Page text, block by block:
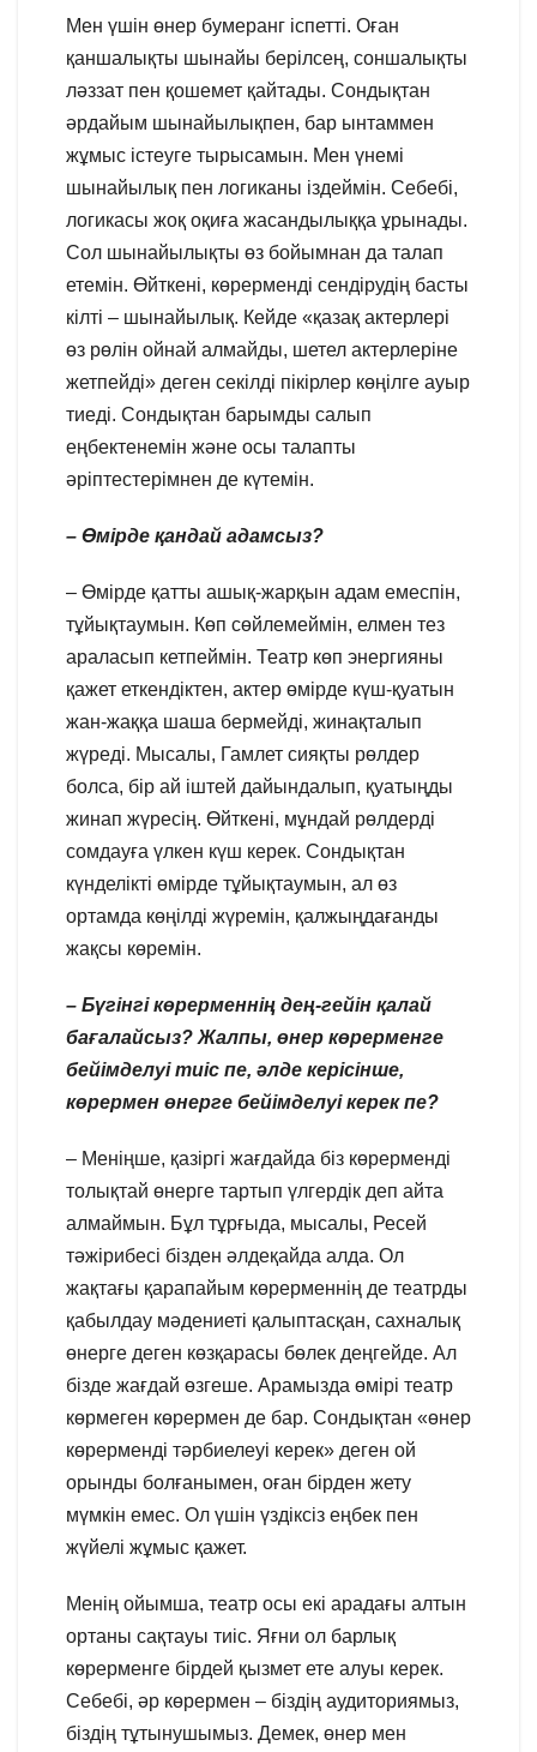
Мен үшін өнер бумеранг іспетті. Оған
қаншалықты шынайы берілсең, соншалықты
ләззат пен қошемет қайтады. Сондықтан
әрдайым шынайылықпен, бар ынтаммен
жұмыс істеуге тырысамын. Мен үнемі
шынайылық пен логиканы іздеймін. Себебі,
логикасы жоқ оқиға жасандылыққа ұрынады.
Сол шынайылықты өз бойымнан да талап
етемін. Өйткені, көрерменді сендірудің басты
кілті – шынайылық. Кейде «қазақ актерлері
өз рөлін ойнай алмайды, шетел актерлеріне
жетпейді» деген секілді пікірлер көңілге ауыр
тиеді. Сондықтан барымды салып
еңбектенемін және осы талапты
әріптестерімнен де күтемін.
– Өмірде қандай адамсыз?
– Өмірде қатты ашық-жарқын адам емеспін,
тұйықтаумын. Көп сөйлемеймін, елмен тез
араласып кетпеймін. Театр көп энергияны
қажет еткендіктен, актер өмірде күш-қуатын
жан-жаққа шаша бермейді, жинақталып
жүреді. Мысалы, Гамлет сияқты рөлдер
болса, бір ай іштей дайындалып, қуатыңды
жинап жүресің. Өйткені, мұндай рөлдерді
сомдауға үлкен күш керек. Сондықтан
күнделікті өмірде тұйықтаумын, ал өз
ортамда көңілді жүремін, қалжыңдағанды
жақсы көремін.
– Бүгінгі көрерменнің дең-гейін қалай
бағалайсыз? Жалпы, өнер көрерменге
бейімделуі тиіс пе, әлде керісінше,
көрермен өнерге бейімделуі керек пе?
– Меніңше, қазіргі жағдайда біз көрерменді
толықтай өнерге тартып үлгердік деп айта
алмаймын. Бұл тұрғыда, мысалы, Ресей
тәжірибесі бізден әлдеқайда алда. Ол
жақтағы қарапайым көрерменнің де театрды
қабылдау мәдениеті қалыптасқан, сахналық
өнерге деген көзқарасы бөлек деңгейде. Ал
бізде жағдай өзгеше. Арамызда өмірі театр
көрмеген көрермен де бар. Сондықтан «өнер
көрерменді тәрбиелеуі керек» деген ой
орынды болғанымен, оған бірден жету
мүмкін емес. Ол үшін үздіксіз еңбек пен
жүйелі жұмыс қажет.
Менің ойымша, театр осы екі арадағы алтын
ортаны сақтауы тиіс. Яғни ол барлық
көрерменге бірдей қызмет ете алуы керек.
Себебі, әр көрермен – біздің аудиториямыз,
біздің тұтынушымыз. Демек, өнер мен